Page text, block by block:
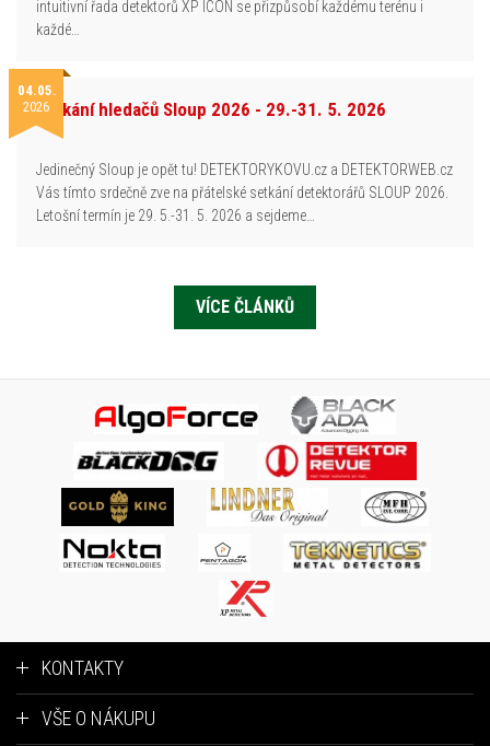
intuitivní řada detektorů XP ICON se přizpůsobí každému terénu i
každé…
04.05.
2026Setkání hledačů Sloup 2026 - 29.-31. 5. 2026
Jedinečný Sloup je opět tu! DETEKTORYKOVU.cz a DETEKTORWEB.cz
Vás tímto srdečně zve na přátelské setkání detektorářů SLOUP 2026.
Letošní termín je 29. 5.-31. 5. 2026 a sejdeme…
VÍCE ČLÁNKŮ
KONTAKTY
VŠE O NÁKUPU